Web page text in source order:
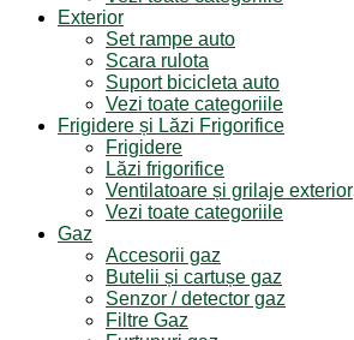
Exterior
Set rampe auto
Scara rulota
Suport bicicleta auto
Vezi toate categoriile
Frigidere și Lăzi Frigorifice
Frigidere
Lăzi frigorifice
Ventilatoare și grilaje exterior
Vezi toate categoriile
Gaz
Accesorii gaz
Butelii și cartușe gaz
Senzor / detector gaz
Filtre Gaz